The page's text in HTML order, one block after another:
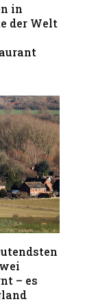
in
der Welt
– es